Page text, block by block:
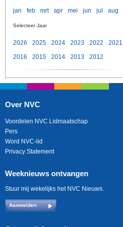
jan feb mrt apr mei jun jul aug
Selecteer Jaar
2026 2025 2024 2023 2022 2021
2016
2015 2014 2013 2012
Over NVC
Voordelen NVC Lidmaatschap
Pers
Word NVC-lid
Privacy Statement
Weeknieuws ontvangen
Stuur mij wekelijks het NVC Nieuws.
Aanmelden